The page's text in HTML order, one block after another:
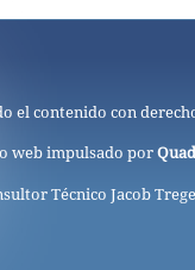
el contenido con
web impulsado por
Técnico Jacob